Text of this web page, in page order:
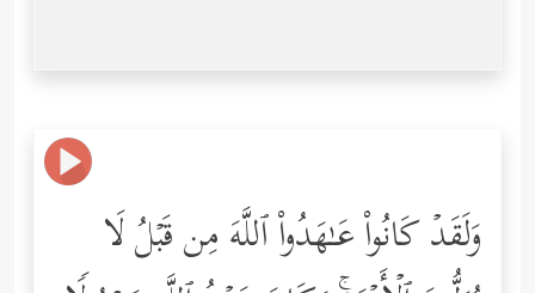
وَلَقَدۡ كَانُواْ عَـٰهَدُواْ ٱللَّهَ مِن قَبۡلُ لَا